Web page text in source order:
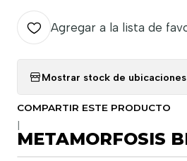
Agregar a la lista de
Mostrar stock de ubicaciones
COMPARTIR ESTE PRODUCTO
METAMORFOSIS